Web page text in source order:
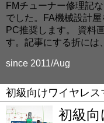
FMチューナー修理記
でした。FA機械設計
PC推奨します。 資料
す。記事にする折には
since 2011/Aug
初級向けワイヤレス
初級